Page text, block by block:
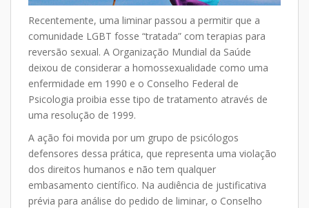
Recentemente, uma liminar passou a permitir que a
comunidade LGBT fosse “tratada” com terapias para
reversão sexual. A Organização Mundial da Saúde
deixou de considerar a homossexualidade como uma
enfermidade em 1990 e o Conselho Federal de
Psicologia proibia esse tipo de tratamento através de
uma resolução de 1999.
A ação foi movida por um grupo de psicólogos
defensores dessa prática, que representa uma violação
dos direitos humanos e não tem qualquer
embasamento científico. Na audiência de justificativa
prévia para análise do pedido de liminar, o Conselho